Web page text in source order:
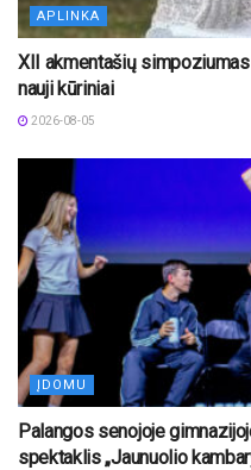
APLINKA
XII akmentašių
nauji kūriniai
2026-08-05
ĮDOMU
Palangos senojoje
spektaklis „Jaunuolio